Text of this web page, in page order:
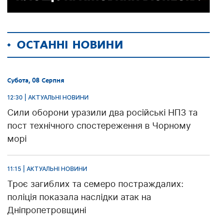
ОСТАННІ НОВИНИ
Субота, 08 Серпня
12:30 | АКТУАЛЬНІ НОВИНИ
Сили оборони уразили два російські НПЗ та
пост технічного спостереження в Чорному
морі
11:15 | АКТУАЛЬНІ НОВИНИ
Троє загиблих та семеро постраждалих:
поліція показала наслідки атак на
Дніпропетровщині